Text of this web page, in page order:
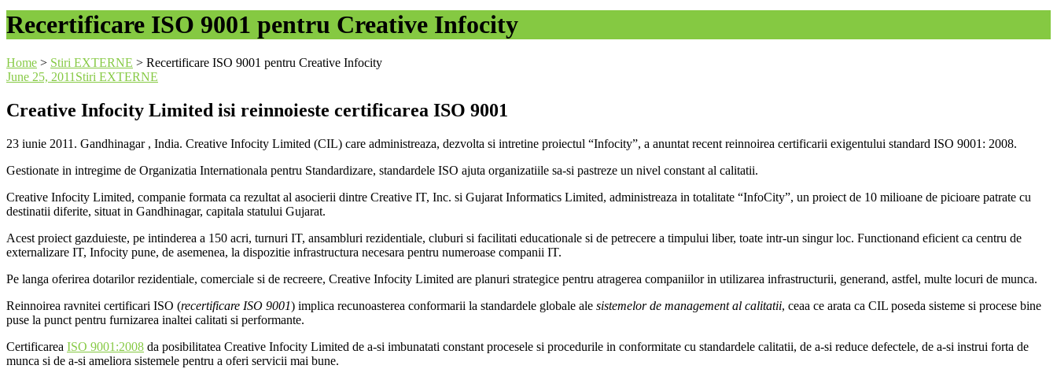
Recertificare ISO 9001 pentru Creative Infocity
Home > Stiri EXTERNE > Recertificare ISO 9001 pentru Creative Infocity
June 25, 2011 Stiri EXTERNE
Creative Infocity Limited isi reinnoieste certificarea ISO 9001
23 iunie 2011. Gandhinagar , India. Creative Infocity Limited (CIL) care administreaza, dezvolta si intretine proiectul “Infocity”, a anuntat recent reinnoirea certificarii exigentului standard ISO 9001: 2008.
Gestionate in intregime de Organizatia Internationala pentru Standardizare, standardele ISO ajuta organizatiile sa-si pastreze un nivel constant al calitatii.
Creative Infocity Limited, companie formata ca rezultat al asocierii dintre Creative IT, Inc. si Gujarat Informatics Limited, administreaza in totalitate “InfoCity”, un proiect de 10 milioane de picioare patrate cu
destinatii diferite, situat in Gandhinagar, capitala statului Gujarat.
Acest proiect gazduieste, pe intinderea a 150 acri, turnuri IT, ansambluri rezidentiale, cluburi si facilitati educationale si de petrecere a timpului liber, toate intr-un singur loc. Functionand eficient ca centru de
externalizare IT, Infocity pune, de asemenea, la dispozitie infrastructura necesara pentru numeroase companii IT.
Pe langa oferirea dotarilor rezidentiale, comerciale si de recreere, Creative Infocity Limited are planuri strategice pentru atragerea companiilor in utilizarea infrastructurii, generand, astfel, multe locuri de munca.
Reinnoirea ravnitei certificari ISO (recertificare ISO 9001) implica recunoasterea conformarii la standardele globale ale sistemelor de management al calitatii, ceaa ce arata ca CIL poseda sisteme si procese bine
puse la punct pentru furnizarea inaltei calitati si performante.
Certificarea ISO 9001:2008 da posibilitatea Creative Infocity Limited de a-si imbunatati constant procesele si procedurile in conformitate cu standardele calitatii, de a-si reduce defectele, de a-si instrui forta de
munca si de a-si ameliora sistemele pentru a oferi servicii mai bune.